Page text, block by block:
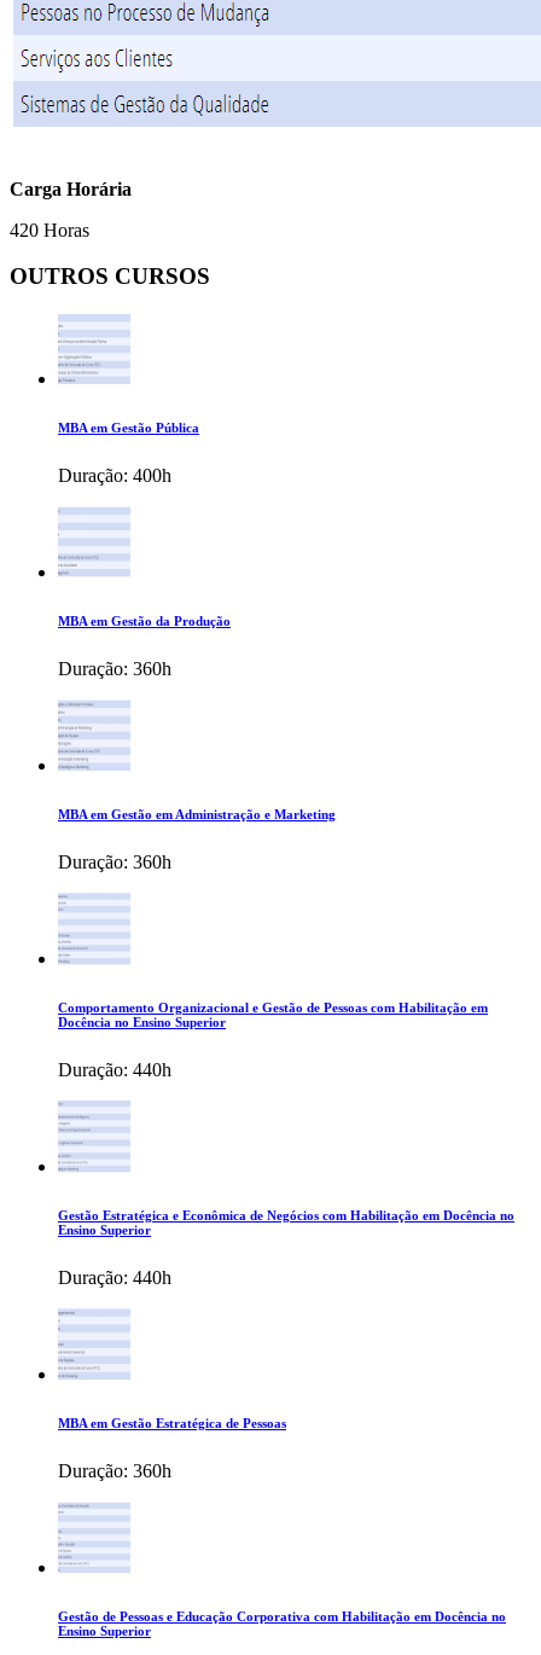
Carga Horária
420 Horas
OUTROS CURSOS
MBA em Gestão Pública
Duração: 400h
MBA em Gestão da Produção
Duração: 360h
MBA em Gestão em Administração e Marketing
Duração: 360h
Comportamento Organizacional e Gestão de Pessoas com Habilitação em
Docência no Ensino Superior
Duração: 440h
Gestão Estratégica e Econômica de Negócios com Habilitação em Docência no
Ensino Superior
Duração: 440h
MBA em Gestão Estratégica de Pessoas
Duração: 360h
Gestão de Pessoas e Educação Corporativa com Habilitação em Docência no
Ensino Superior